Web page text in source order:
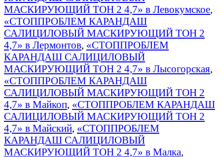
МАСКИРУЮЩИЙ ТОН 2 4,7» в Левокумское,
«СТОППРОБЛЕМ КАРАНДАШ
САЛИЦИЛОВЫЙ МАСКИРУЮЩИЙ ТОН 2
4,7» в Лермонтов, «СТОППРОБЛЕМ
КАРАНДАШ САЛИЦИЛОВЫЙ
МАСКИРУЮЩИЙ ТОН 2 4,7» в Лысогорская,
«СТОППРОБЛЕМ КАРАНДАШ
САЛИЦИЛОВЫЙ МАСКИРУЮЩИЙ ТОН 2
4,7» в Майкоп, «СТОППРОБЛЕМ КАРАНДАШ
САЛИЦИЛОВЫЙ МАСКИРУЮЩИЙ ТОН 2
4,7» в Майский, «СТОППРОБЛЕМ
КАРАНДАШ САЛИЦИЛОВЫЙ
МАСКИРУЮЩИЙ ТОН 2 4,7» в Малка,